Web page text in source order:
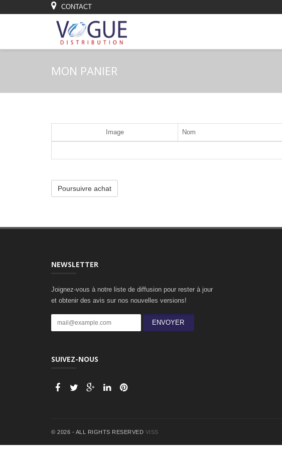
CONTACT
MON PANIER
Image Nom
Poursuivre achat
NEWSLETTER
Joignez-vous à notre liste de diffusion pour rester à jour
et obtenir des avis sur nos nouvelles versions!
ENVOYER
SUIVEZ-NOUS
© 2026 - ALL RIGHTS RESERVED VISS